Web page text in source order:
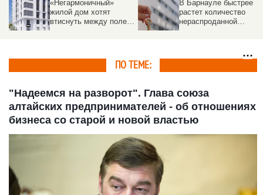
«Негармоничный»
жилой дом хотят
втиснуть между полем
В Барнауле быстрее
растет количество
нераспроданной
ПО ТЕМЕ:
"Надеемся на разворот". Глава союза
алтайских предпринимателей - об отношениях
бизнеса со старой и новой властью